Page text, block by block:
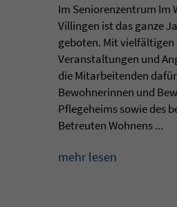
Im Seniorenzentrum Im
Villingen ist das ganze
geboten. Mit vielfältigen
Veranstaltungen und
die Mitarbeitenden
Bewohnerinnen und
Pflegeheims sowie des
Betreuten Wohnens ...
mehr lesen